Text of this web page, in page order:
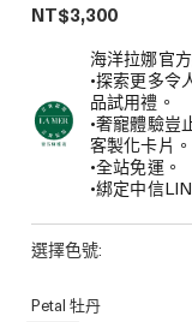
NT$3,300
海洋拉娜官
•探索更多令
品試用禮。
•奢寵體驗豈
客製化卡片。
•全站免運。
•綁定中信
選擇色號:
Petal 牡丹